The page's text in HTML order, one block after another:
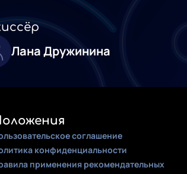
Лана Дружинина
соглашение
конфиденциальности
применения рекомендательных